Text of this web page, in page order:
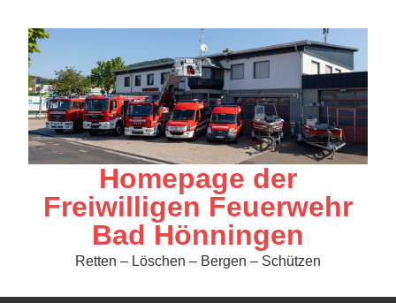
springen
Homepage der
Freiwilligen Feuerwehr
Bad Hönningen
Retten – Löschen – Bergen – Schützen